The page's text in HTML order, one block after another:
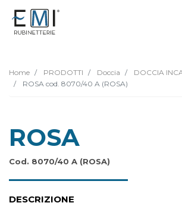
Home PRODOTTI Doccia
DOCCIA
ROSA cod. 8070/40 A (ROSA)
ROSA
Cod. 8070/40 A (ROSA)
DESCRIZIONE